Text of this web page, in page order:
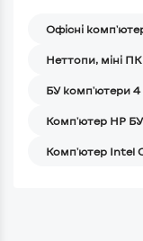
Офісні
Неттопи, міні
БУ комп'ютери 4
Комп'ютер HP БУ
Комп'ютер Intel